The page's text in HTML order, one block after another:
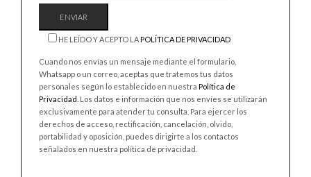
HE LEÍDO Y ACEPTO LAPOLÍTICA DE PRIVACIDAD
Cuando nos envías un mensaje mediante el formulario,
Whatsapp o un correo, aceptas que tratemos tus datos
personales según lo establecido en nuestra Política de
Privacidad . Los datos e información que nos envíes se utilizarán
exclusivamente para atender tu consulta. Para ejercer los
derechos de acceso, rectificación, cancelación, olvido,
portabilidad y oposición, puedes dirigirte a los contactos
señalados en nuestra política de privacidad.